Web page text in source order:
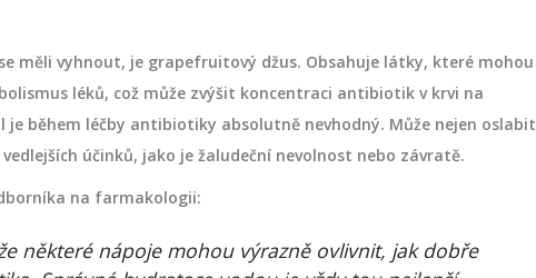
měli vyhnout, je grapefruitový džus. Obsahuje látky, které mohou
léků, což může zvýšit koncentraci antibiotik v krvi na
je během léčby antibiotiky absolutně nevhodný. Může nejen oslabit
účinků, jako je žaludeční nevolnost nebo závratě.
na farmakologii:
některé nápoje mohou výrazně ovlivnit, jak dobře
PÉČE O TĚLO